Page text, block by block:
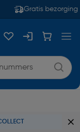
Gratis bezorging